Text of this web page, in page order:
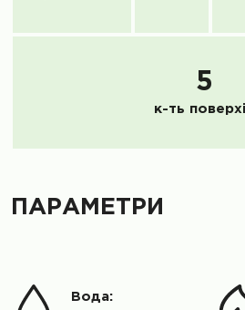
5
к-ть
ПАРАМЕТРИ
Вода: